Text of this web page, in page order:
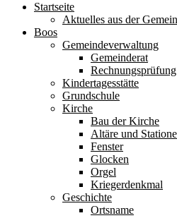
Startseite
Aktuelles aus der
Boos
Gemeindeverwaltung
Gemeinderat
Rechnungsprüfung
Kindertagesstätte
Grundschule
Kirche
Bau der Kirche
Altäre und
Fenster
Glocken
Orgel
Kriegerdenkmal
Geschichte
Ortsname